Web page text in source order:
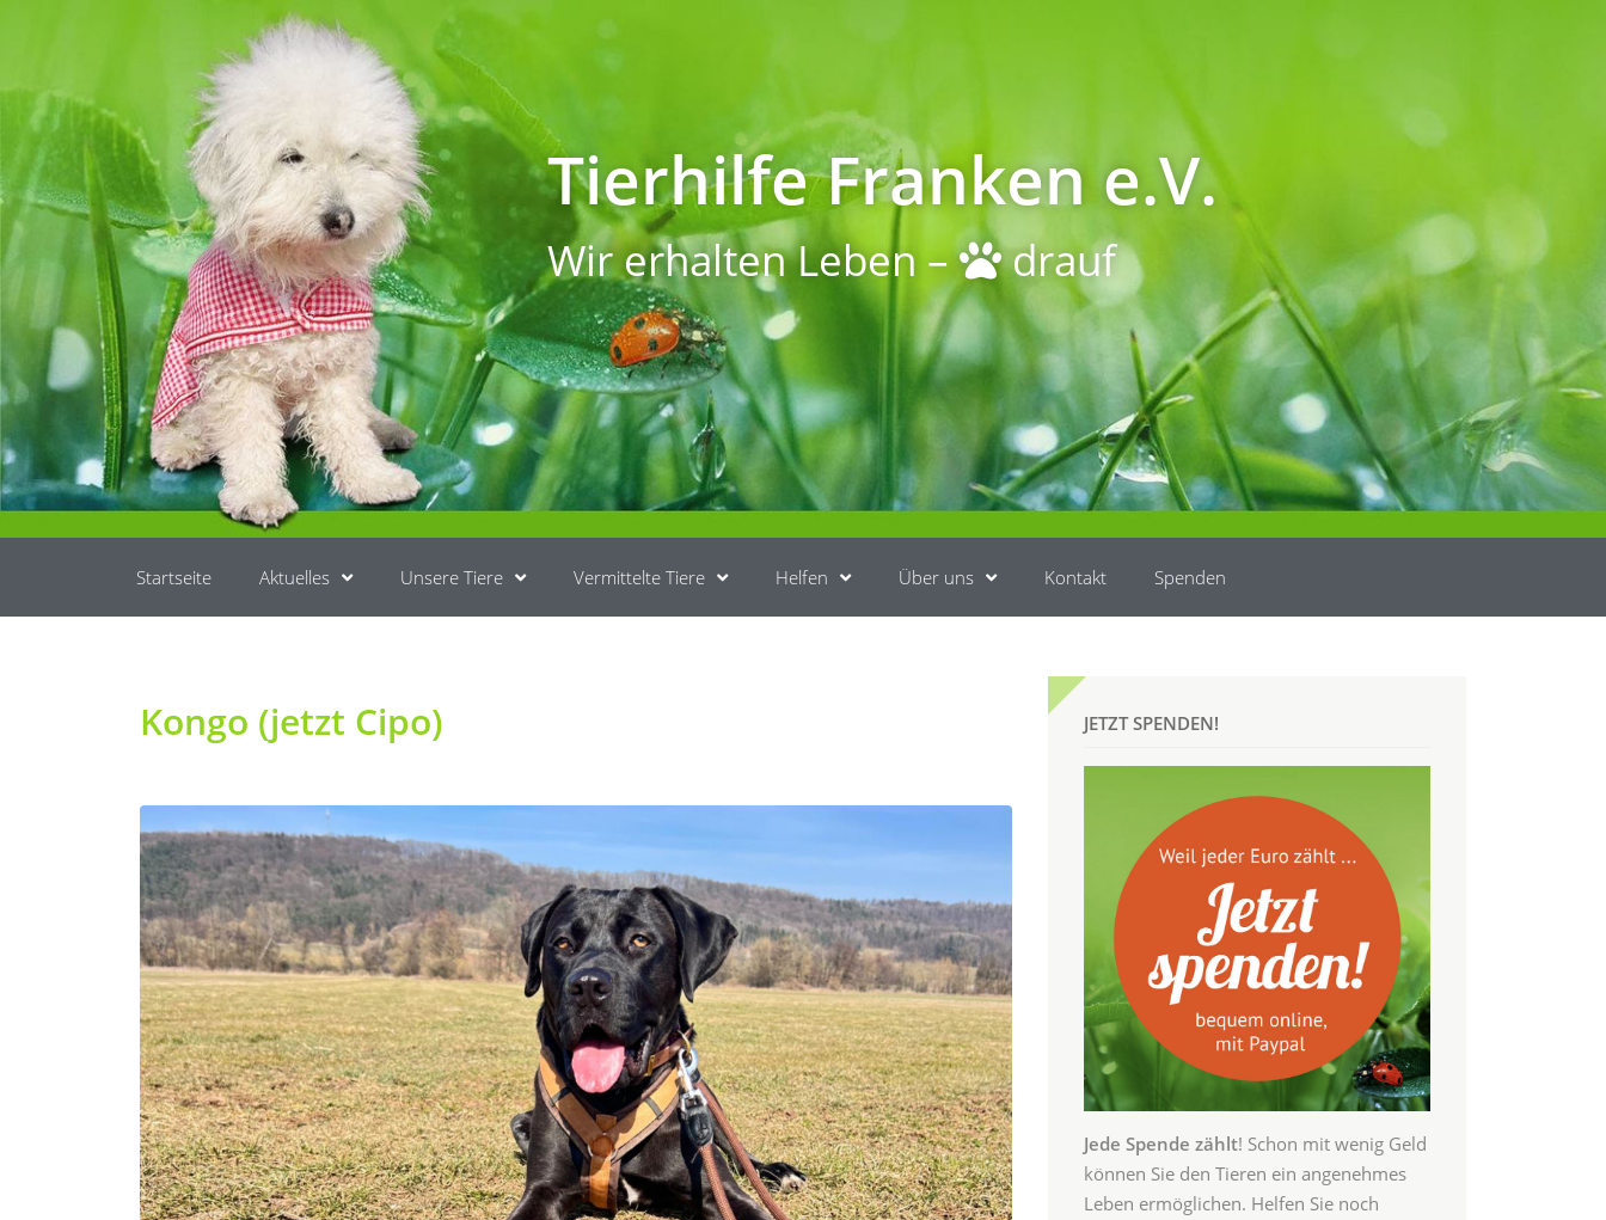
Tierhilfe Franken e.V.
Wir erhalten Leben – drauf
Startseite Aktuelles Unsere Tiere Vermittelte Tiere Helfen Über uns Kontakt Spenden
Kongo (jetzt Cipo) JETZT SPENDEN!
Jede Spende zählt! Schon mit wenig Geld
können Sie den Tieren ein angenehmes
Leben ermöglichen. Helfen Sie noch